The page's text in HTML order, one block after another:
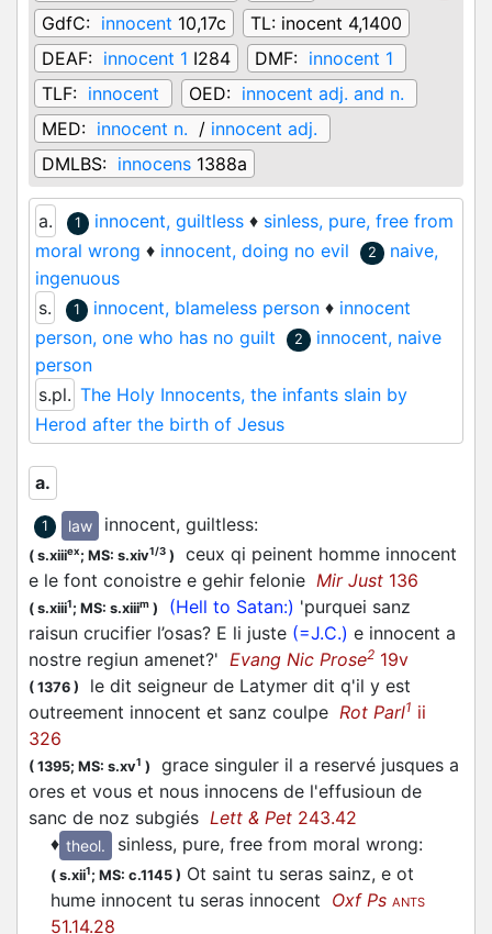
GdfC: innocent 10,17c TL: inocent 4,1400
DEAF: innocent 1 I284 DMF: innocent 1
TLF: innocent OED: innocent adj. and n.
MED: innocent n. / innocent adj.
DMLBS: innocens 1388a
a. 1 innocent, guiltless ♦ sinless, pure, free from
moral wrong ♦ innocent, doing no evil 2
naive,
ingenuous
s.
1 innocent, blameless person ♦ innocent
person, one who has no guilt
2
innocent, naive
person
s.pl. The Holy Innocents, the infants slain by
Herod after the birth of Jesus
a.
1 law innocent, guiltless:
( s.xiiiex; MS: s.xiv1/3 )
ceux qi peinent homme innocent
e le font conoistre e gehir felonie Mir Just 136
( s.xiii1; MS: s.xiiim ) (Hell to Satan:) 'purquei sanz
raisun crucifier l’osas? E li juste (=J.C.) e innocent a
nostre regiun amenet?' Evang Nic Prose2 19v
( 1376 )
le dit seigneur de Latymer dit q'il y est
outreement innocent et sanz coulpe Rot Parl1 ii
326
( 1395; MS: s.xv1 )
grace singuler il a reservé jusques a
ores et vous et nous innocens de l'effusioun de
sanc de noz subgiés Lett & Pet 243.42
♦ theol. sinless, pure, free from moral wrong:
( s.xii1 ; MS: c.1145 ) Ot saint tu seras sainz, e ot
hume innocent tu seras innocent Oxf Ps ANTS
51.14.28